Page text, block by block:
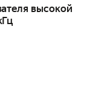
высокой